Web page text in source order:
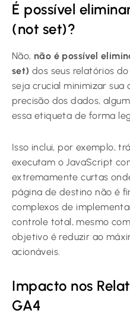
É possível
(not set)?
Não, não é possível
set) dos seus relatórios
seja crucial minimizar
precisão dos dados,
essa etiqueta de forma
Isso inclui, por exemplo,
executam o JavaScript
extremamente curtas
página de destino não é
complexos de
controle total, mesmo
objetivo é reduzir ao
acionáveis.
Impacto nos
GA4